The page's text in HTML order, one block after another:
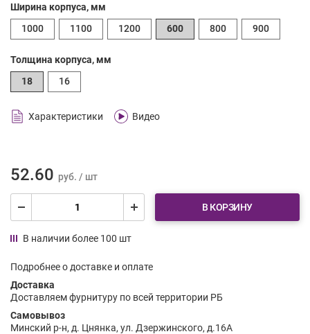
Ширина корпуса, мм
1000
1100 1200 600 800 900
Толщина корпуса, мм
18
16
Характеристики Видео
52.60 руб. / шт
В КОРЗИНУ
В наличии более 100 шт
Подробнее о доставке и оплате
Доставка
Доставляем фурнитуру по всей территории РБ
Самовывоз
Минский р-н, д. Цнянка, ул. Дзержинского, д.16А